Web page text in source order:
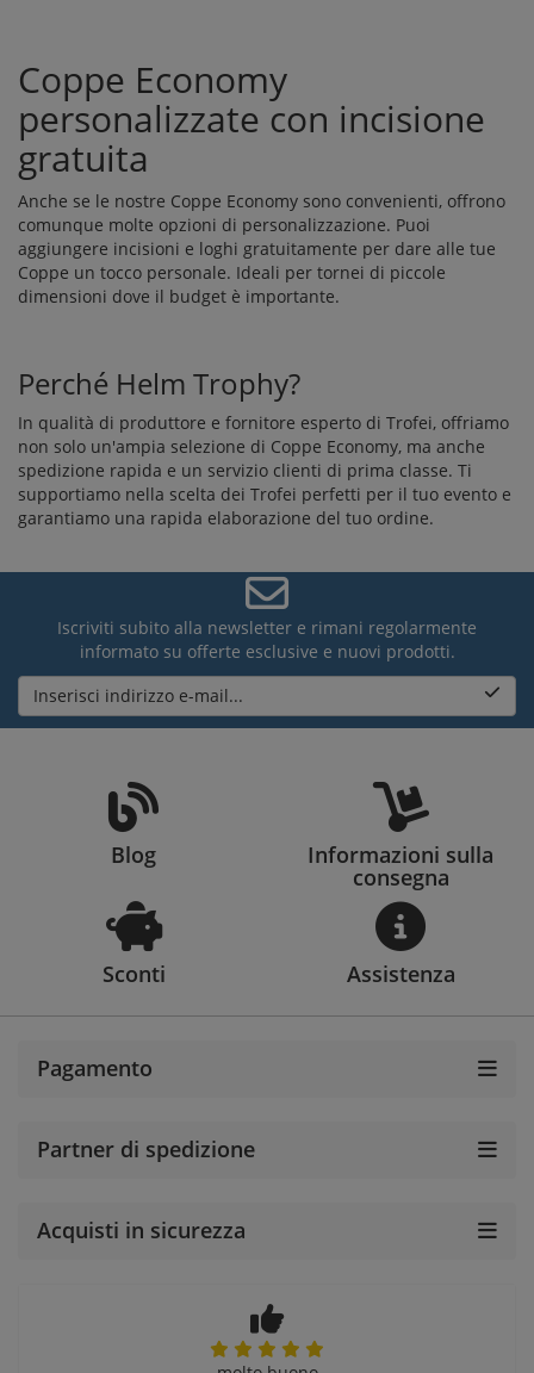
Coppe Economy
personalizzate con incisione
gratuita
Anche se le nostre Coppe Economy sono convenienti, offrono
comunque molte opzioni di personalizzazione. Puoi
aggiungere incisioni e loghi gratuitamente per dare alle tue
Coppe un tocco personale. Ideali per tornei di piccole
dimensioni dove il budget è importante.
Perché Helm Trophy?
In qualità di produttore e fornitore esperto di Trofei, offriamo
non solo un'ampia selezione di Coppe Economy, ma anche
spedizione rapida e un servizio clienti di prima classe. Ti
supportiamo nella scelta dei Trofei perfetti per il tuo evento e
garantiamo una rapida elaborazione del tuo ordine.
Iscriviti subito alla newsletter e rimani regolarmente
informato su offerte esclusive e nuovi prodotti.
Inserisci indirizzo e-mail...
Blog Informazioni sulla
consegna
Sconti Assistenza
Pagamento
Partner di spedizione
Acquisti in sicurezza